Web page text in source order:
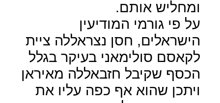
ומחליש אותם.
על פי גורמי המודיעין
הישראלים, חסן נצראללה ציית
לקאסם סולימאני בעיקר בגלל
הכסף שקיבל חזבאללה מאיראן
ויתכן שהוא אף כפה עליו את